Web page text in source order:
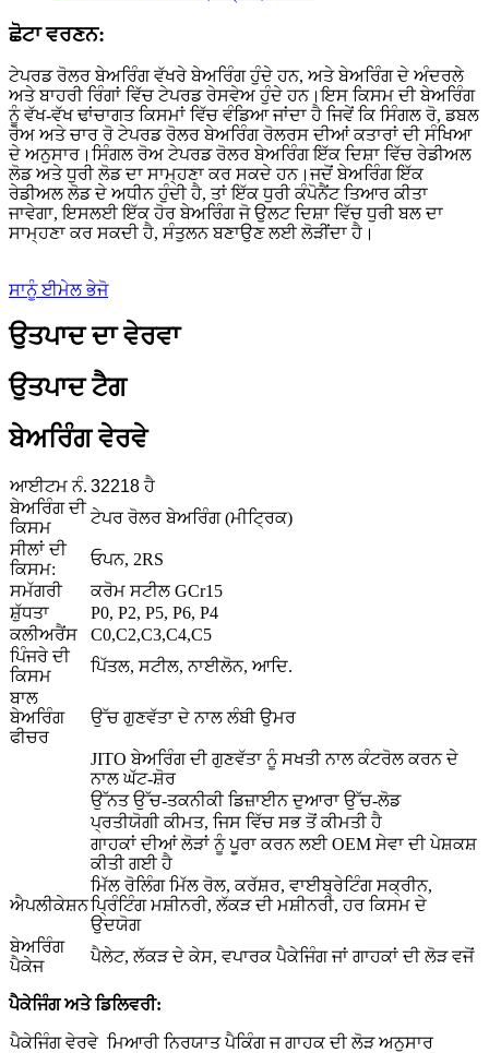
ਛੋਟਾ ਵਰਣਨ:
ਟੇਪਰਡ ਰੋਲਰ ਬੇਅਰਿੰਗ ਵੱਖਰੇ ਬੇਅਰਿੰਗ ਹੁੰਦੇ ਹਨ, ਅਤੇ ਬੇਅਰਿੰਗ ਦੇ ਅੰਦਰਲੇ
ਅਤੇ ਬਾਹਰੀ ਰਿੰਗਾਂ ਵਿੱਚ ਟੇਪਰਡ ਰੇਸਵੇਅ ਹੁੰਦੇ ਹਨ।ਇਸ ਕਿਸਮ ਦੀ ਬੇਅਰਿੰਗ
ਨੂੰ ਵੱਖ-ਵੱਖ ਢਾਂਚਾਗਤ ਕਿਸਮਾਂ ਵਿੱਚ ਵੰਡਿਆ ਜਾਂਦਾ ਹੈ ਜਿਵੇਂ ਕਿ ਸਿੰਗਲ ਰੋ, ਡਬਲ
ਰੋਅ ਅਤੇ ਚਾਰ ਰੋ ਟੇਪਰਡ ਰੋਲਰ ਬੇਅਰਿੰਗ ਰੋਲਰਸ ਦੀਆਂ ਕਤਾਰਾਂ ਦੀ ਸੰਖਿਆ
ਦੇ ਅਨੁਸਾਰ।ਸਿੰਗਲ ਰੋਅ ਟੇਪਰਡ ਰੋਲਰ ਬੇਅਰਿੰਗ ਇੱਕ ਦਿਸ਼ਾ ਵਿੱਚ ਰੇਡੀਅਲ
ਲੋਡ ਅਤੇ ਧੁਰੀ ਲੋਡ ਦਾ ਸਾਮ੍ਹਣਾ ਕਰ ਸਕਦੇ ਹਨ।ਜਦੋਂ ਬੇਅਰਿੰਗ ਇੱਕ
ਰੇਡੀਅਲ ਲੋਡ ਦੇ ਅਧੀਨ ਹੁੰਦੀ ਹੈ, ਤਾਂ ਇੱਕ ਧੁਰੀ ਕੰਪੋਨੈਂਟ ਤਿਆਰ ਕੀਤਾ
ਜਾਵੇਗਾ, ਇਸਲਈ ਇੱਕ ਹੋਰ ਬੇਅਰਿੰਗ ਜੋ ਉਲਟ ਦਿਸ਼ਾ ਵਿੱਚ ਧੁਰੀ ਬਲ ਦਾ
ਸਾਮ੍ਹਣਾ ਕਰ ਸਕਦੀ ਹੈ, ਸੰਤੁਲਨ ਬਣਾਉਣ ਲਈ ਲੋੜੀਂਦਾ ਹੈ।
ਸਾਨੂੰ ਈਮੇਲ ਭੇਜੋ
ਉਤਪਾਦ ਦਾ ਵੇਰਵਾ
ਉਤਪਾਦ ਟੈਗ
ਬੇਅਰਿੰਗ ਵੇਰਵੇ
ਆਈਟਮ ਨੰ. 32218 ਹੈ
ਬੇਅਰਿੰਗ ਦੀ
ਕਿਸਮ
ਟੇਪਰ ਰੋਲਰ ਬੇਅਰਿੰਗ (ਮੀਟ੍ਰਿਕ)
ਸੀਲਾਂ ਦੀ
ਕਿਸਮ:
ਓਪਨ, 2RS
ਸਮੱਗਰੀ
ਕਰੋਮ ਸਟੀਲ GCr15
ਸ਼ੁੱਧਤਾ
P0, P2, P5, P6, P4
ਕਲੀਅਰੈਂਸ
C0,C2,C3,C4,C5
ਪਿੰਜਰੇ ਦੀ
ਕਿਸਮ
ਪਿੱਤਲ, ਸਟੀਲ, ਨਾਈਲੋਨ, ਆਦਿ.
ਬਾਲ
ਬੇਅਰਿੰਗ
ਫੀਚਰ
ਉੱਚ ਗੁਣਵੱਤਾ ਦੇ ਨਾਲ ਲੰਬੀ ਉਮਰ
JITO ਬੇਅਰਿੰਗ ਦੀ ਗੁਣਵੱਤਾ ਨੂੰ ਸਖਤੀ ਨਾਲ ਕੰਟਰੋਲ ਕਰਨ ਦੇ
ਨਾਲ ਘੱਟ-ਸ਼ੋਰ
ਉੱਨਤ ਉੱਚ-ਤਕਨੀਕੀ ਡਿਜ਼ਾਈਨ ਦੁਆਰਾ ਉੱਚ-ਲੋਡ
ਪ੍ਰਤੀਯੋਗੀ ਕੀਮਤ, ਜਿਸ ਵਿੱਚ ਸਭ ਤੋਂ ਕੀਮਤੀ ਹੈ
ਗਾਹਕਾਂ ਦੀਆਂ ਲੋੜਾਂ ਨੂੰ ਪੂਰਾ ਕਰਨ ਲਈ OEM ਸੇਵਾ ਦੀ ਪੇਸ਼ਕਸ਼
ਕੀਤੀ ਗਈ ਹੈ
ਐਪਲੀਕੇਸ਼ਨ
ਮਿੱਲ ਰੋਲਿੰਗ ਮਿੱਲ ਰੋਲ, ਕਰੱਸ਼ਰ, ਵਾਈਬ੍ਰੇਟਿੰਗ ਸਕ੍ਰੀਨ,
ਪ੍ਰਿੰਟਿੰਗ ਮਸ਼ੀਨਰੀ, ਲੱਕੜ ਦੀ ਮਸ਼ੀਨਰੀ, ਹਰ ਕਿਸਮ ਦੇ
ਉਦਯੋਗ
ਬੇਅਰਿੰਗ
ਪੈਕੇਜ
ਪੈਲੇਟ, ਲੱਕੜ ਦੇ ਕੇਸ, ਵਪਾਰਕ ਪੈਕੇਜਿੰਗ ਜਾਂ ਗਾਹਕਾਂ ਦੀ ਲੋੜ ਵਜੋਂ
ਪੈਕੇਜਿੰਗ ਅਤੇ ਡਿਲਿਵਰੀ:
ਪੈਕੇਜਿੰਗ ਵੇਰਵੇ ਮਿਆਰੀ ਨਿਰਯਾਤ ਪੈਕਿੰਗ ਜ ਗਾਹਕ ਦੀ ਲੋੜ ਅਨੁਸਾਰ